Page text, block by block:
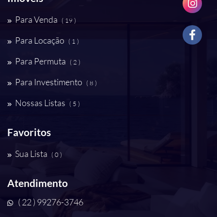
Para Venda ( 19 )
Para Locação ( 1 )
Para Permuta ( 2 )
Para Investimento ( 8 )
Nossas Listas ( 5 )
Favoritos
Sua Lista ( 0 )
Atendimento
( 22 ) 99276-3746